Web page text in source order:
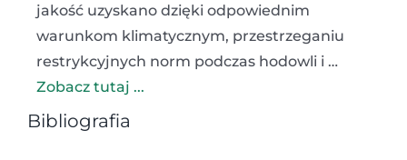
jakość uzyskano dzięki odpowiednim
warunkom klimatycznym, przestrzeganiu
restrykcyjnych norm podczas hodowli i …
Zobacz tutaj ...
Bibliografia